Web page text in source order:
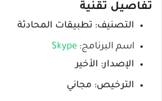
تفاصيل تقنية
التصنيف: تطبيقات المحادثة
اسم البرنامج: Skype
الإصدار: الأخير
الترخيص: مجاني